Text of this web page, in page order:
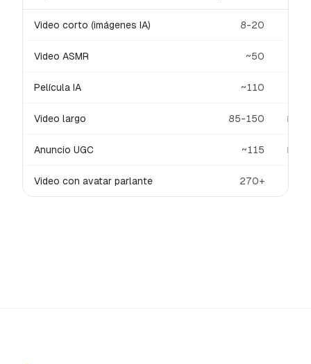
Video corto (imágenes IA) 8-20
Video ASMR ~50
Película IA ~110
Video largo 85-150
Anuncio UGC ~115
Video con avatar parlante 270+